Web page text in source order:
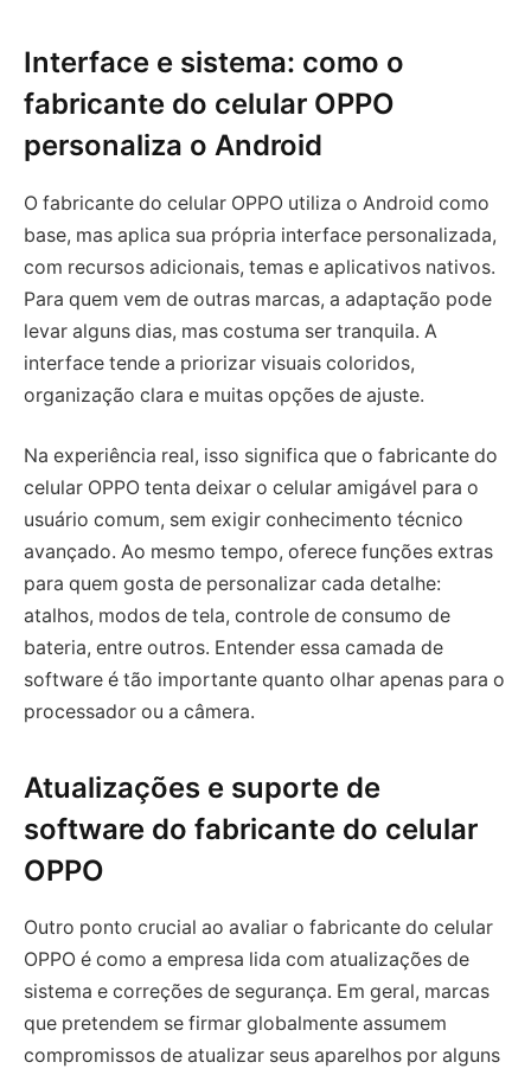
Interface e sistema: como o
fabricante do celular OPPO
personaliza o Android
O fabricante do celular OPPO utiliza o Android como
base, mas aplica sua própria interface personalizada,
com recursos adicionais, temas e aplicativos nativos.
Para quem vem de outras marcas, a adaptação pode
levar alguns dias, mas costuma ser tranquila. A
interface tende a priorizar visuais coloridos,
organização clara e muitas opções de ajuste.
Na experiência real, isso significa que o fabricante do
celular OPPO tenta deixar o celular amigável para o
usuário comum, sem exigir conhecimento técnico
avançado. Ao mesmo tempo, oferece funções extras
para quem gosta de personalizar cada detalhe:
atalhos, modos de tela, controle de consumo de
bateria, entre outros. Entender essa camada de
software é tão importante quanto olhar apenas para o
processador ou a câmera.
Atualizações e suporte de
software do fabricante do celular
OPPO
Outro ponto crucial ao avaliar o fabricante do celular
OPPO é como a empresa lida com atualizações de
sistema e correções de segurança. Em geral, marcas
que pretendem se firmar globalmente assumem
compromissos de atualizar seus aparelhos por alguns